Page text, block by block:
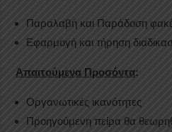
Παραλαβή και Παράδοση
Εφαρμογή και τήρηση
Απαιτούμενα Προσόντα:
Οργανωτικές ικανότητες
Προηγούμενη πείρα θα